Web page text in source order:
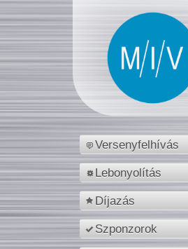
Versenyfelhívás
Lebonyolítás
Díjazás
Szponzorok